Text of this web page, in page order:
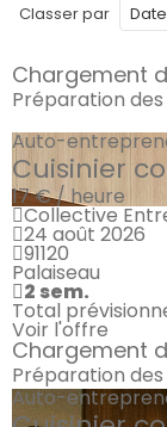
Classer par
Chargement
Préparation
Auto-
Cuisinier
17 € / heure
Collective
24 août 2026
91120
Palaiseau
2 sem.
Total
Voir l'offre
Chargement
Préparation
Auto-